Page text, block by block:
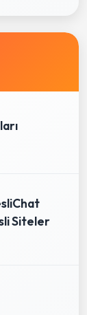
Siteler